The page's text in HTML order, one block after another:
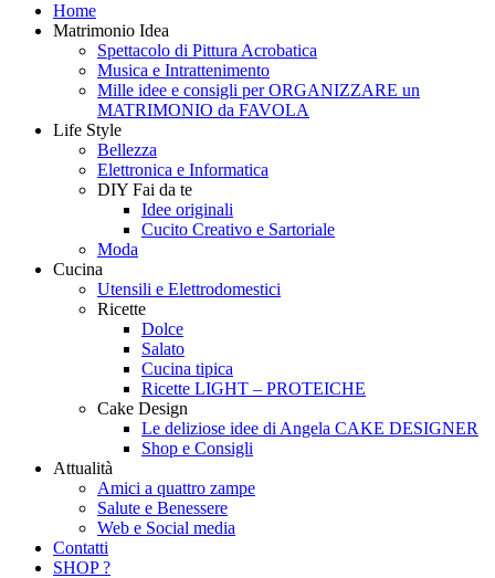
Marisa
Divertirsi
Home
Matrimonio Idea
Spettacolo di Pittura Acrobatica
Musica e Intrattenimento
Mille idee e consigli per ORGANIZZARE un
MATRIMONIO da FAVOLA
Life Style
Bellezza
Elettronica e Informatica
DIY Fai da te
Idee originali
Cucito Creativo e Sartoriale
Moda
Cucina
Utensili e Elettrodomestici
Ricette
Dolce
Salato
Cucina tipica
Ricette LIGHT – PROTEICHE
Cake Design
Le deliziose idee di Angela CAKE DESIGNER
Shop e Consigli
Attualità
Amici a quattro zampe
Salute e Benessere
Web e Social media
Contatti
SHOP ?